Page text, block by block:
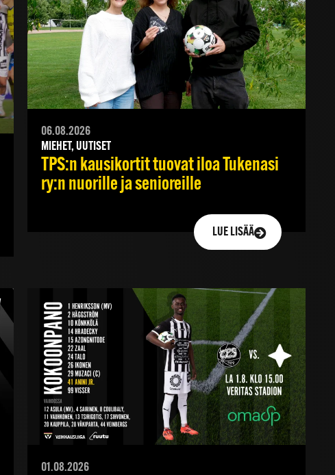
06.08.2026
MIEHET, UUTISET
TPS:n kausikortit tuovat iloa Tukenasi
ry:n nuorille ja senioreille
LUE LISÄÄ
01.08.2026